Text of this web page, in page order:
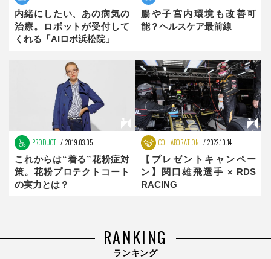
内緒にしたい、あの病気の
治療。ロボットが受付して
くれる「AIロボ浜松院」
腸や子宮内環境も改善可
能？ヘルスケア最前線
PRODUCT 2019.03.05
これからは“着る”花粉症対
策。花粉プロテクトコート
の実力とは？
COLLABORATION 2022.10.14
【プレゼントキャンペー
ン】関口雄飛選手 × RDS
RACING
RANKING
ランキング